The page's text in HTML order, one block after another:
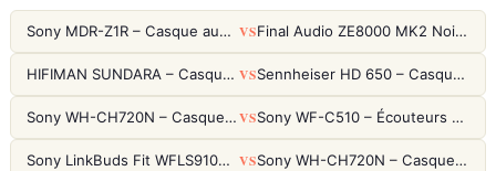
Sony MDR-Z1R – Casque audiophile fermé haute résolution VS Final Audio ZE8000 MK2 Noir – Écouteurs True Wireless audiophiles 8K Sound
HIFIMAN SUNDARA – Casque Planar Magnetic Ouvert Over-Ear Audiophile VS Sennheiser HD 650 – Casque audiophile ouvert pour l'écoute analytique
Sony WH-CH720N – Casque ANC 35h, Ultra-léger (192g) avec Processeur V1 VS Sony WF-C510 – Écouteurs True Wireless compacts, autonomie 22h et multipoint
Sony LinkBuds Fit WFLS910NW Blanc – Écouteurs Sport Ailes ANC VS Sony WH-CH720N – Casque ANC 35h, Ultra-léger (192g) avec Processeur V1